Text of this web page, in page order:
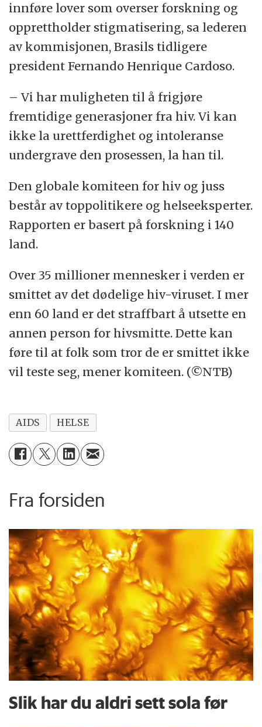
innføre lover som overser forskning og
opprettholder stigmatisering, sa lederen
av kommisjonen, Brasils tidligere
president Fernando Henrique Cardoso.
– Vi har muligheten til å frigjøre
fremtidige generasjoner fra hiv. Vi kan
ikke la urettferdighet og intoleranse
undergrave den prosessen, la han til.
Den globale komiteen for hiv og juss
består av toppolitikere og helseeksperter.
Rapporten er basert på forskning i 140
land.
Over 35 millioner mennesker i verden er
smittet av det dødelige hiv-viruset. I mer
enn 60 land er det straffbart å utsette en
annen person for hivsmitte. Dette kan
føre til at folk som tror de er smittet ikke
vil teste seg, mener komiteen. (©NTB)
AIDS HELSE
Fra forsiden
Slik har du aldri sett sola før